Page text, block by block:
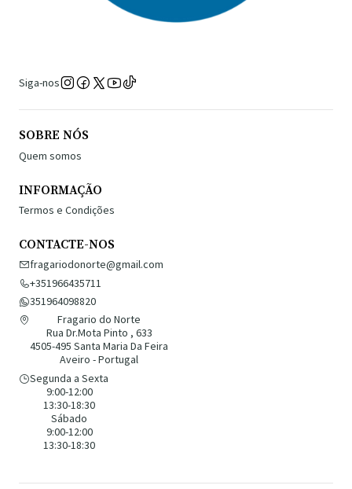
Siga-nos
SOBRE NÓS
Quem somos
INFORMAÇÃO
Termos e Condições
CONTACTE-NOS
fragariodonorte@gmail.com
+351966435711
351964098820
Fragario do Norte
Rua Dr.Mota Pinto , 633
4505-495 Santa Maria Da Feira
Aveiro - Portugal
Segunda a Sexta
9:00-12:00
13:30-18:30
Sábado
9:00-12:00
13:30-18:30